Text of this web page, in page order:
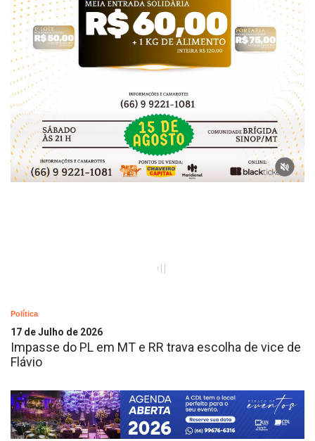
Política
17 de Julho de 2026
Impasse do PL em MT e RR trava escolha de vice de
Flávio